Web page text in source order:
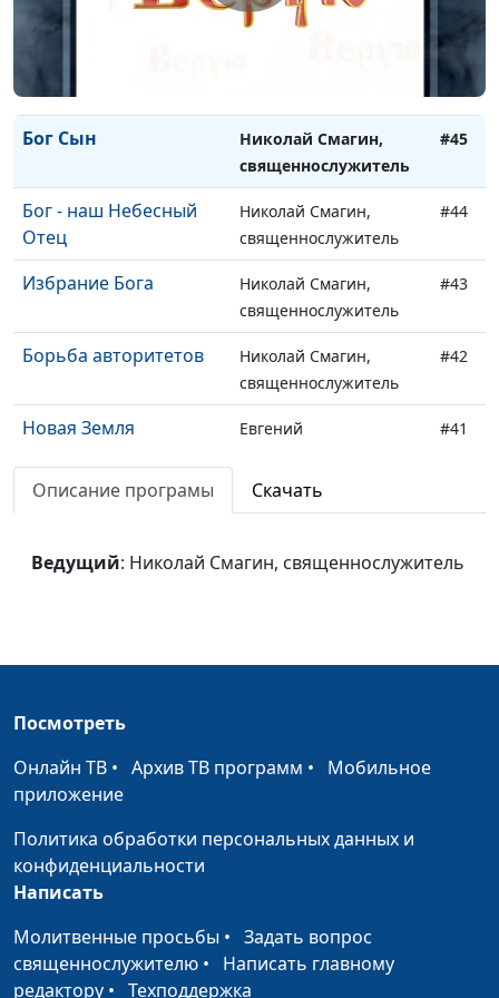
священнослужитель
Бог Дух Святой #46
Бог Сын
Николай Смагин,
священнослужитель
#45
Бог - наш Небесный
Отец
Николай Смагин,
священнослужитель
#44
Избрание Бога
Николай Смагин,
священнослужитель
#43
Борьба авторитетов
Николай Смагин,
священнослужитель
#42
Новая Земля
Евгений
доктор богословия
#41
и конец греха
Остаток и его миссия
доктор богословия
Владимирович Зайцев,
небесном святилище
Владимирович Зайцев,
доктор богословия
Описание програмы Скачать
Ведущий: Николай Смагин, священнослужитель
Посмотреть
Онлайн ТВ • Архив ТВ программ • Мобильное
приложение
Политика обработки персональных данных и
конфиденциальности
Написать
Молитвенные просьбы • Задать вопрос
священнослужителю • Написать главному
редактору • Техподдержка